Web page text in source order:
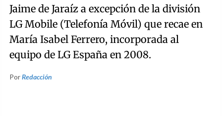
Jaime de Jaraíz a excepción de la división
LG Mobile (Telefonía Móvil) que recae en
María Isabel Ferrero, incorporada al
equipo de LG España en 2008.
PorRedacción